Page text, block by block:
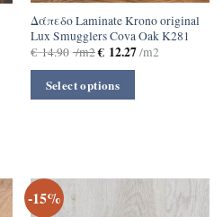
Δάπεδο Laminate Krono original
Lux Smugglers Cova Oak K281
€14.90 /m2€12.27/m2
Select options
-15%